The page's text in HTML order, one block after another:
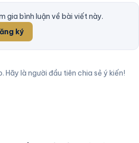
gia bình luận về bài viết này.
ký
Hãy là người đầu tiên chia sẻ ý kiến!